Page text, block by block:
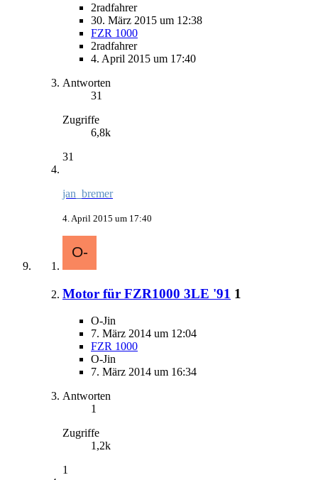
2radfahrer
30. März 2015 um 12:38
FZR 1000
2radfahrer
4. April 2015 um 17:40
Antworten
31
Zugriffe
6,8k
31
jan_bremer
4. April 2015 um 17:40
Motor für FZR1000 3LE '91 1
O-Jin
7. März 2014 um 12:04
FZR 1000
O-Jin
7. März 2014 um 16:34
Antworten
1
Zugriffe
1,2k
1